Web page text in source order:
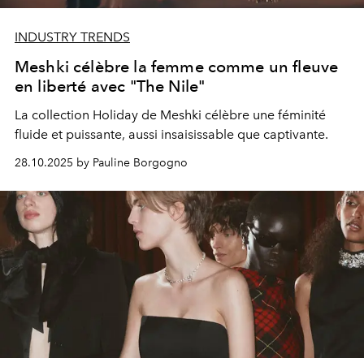
INDUSTRY TRENDS
Meshki célèbre la femme comme un fleuve
en liberté avec "The Nile"
La collection Holiday de Meshki célèbre une féminité
fluide et puissante, aussi insaisissable que captivante.
28.10.2025 by Pauline Borgogno